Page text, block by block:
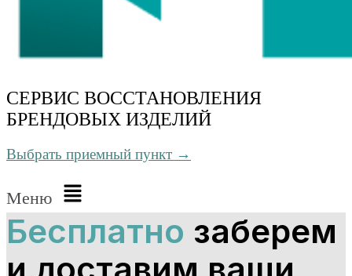
СЕРВИС ВОССТАНОВЛЕНИЯ
БРЕНДОВЫХ ИЗДЕЛИЙ
Выбрать приемный пункт →
Меню
Бесплатно заберем